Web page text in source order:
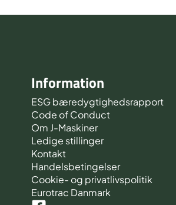
Information
ESG bæredygtighedsrapport
Code of Conduct
Om J-Maskiner
Ledige stillinger
Kontakt
Handelsbetingelser
Cookie- og privatlivspolitik
Eurotrac Danmark